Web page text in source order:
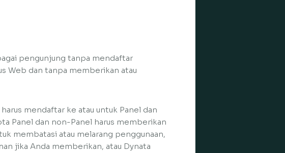
pengunjung tanpa mendaftar
Web dan tanpa memberikan atau
mendaftar ke atau untuk Panel dan
Panel dan non-Panel harus memberikan
membatasi atau melarang penggunaan,
jika Anda memberikan, atau Dynata